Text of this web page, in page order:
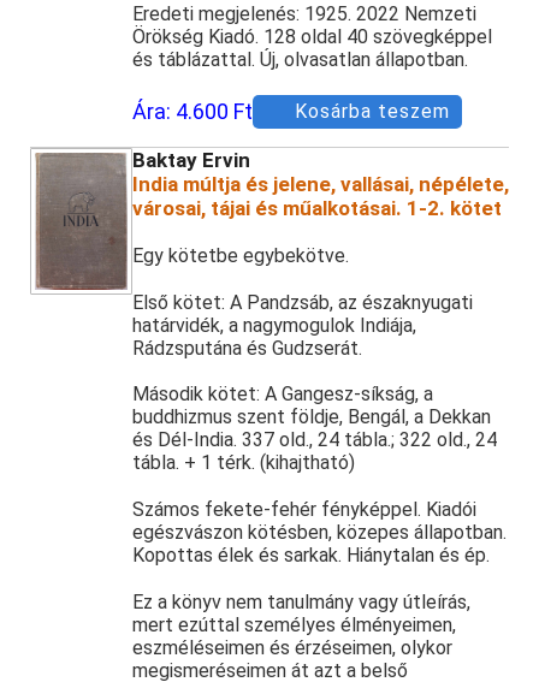
Eredeti megjelenés: 1925. 2022 Nemzeti
Örökség Kiadó. 128 oldal 40 szövegképpel
és táblázattal. Új, olvasatlan állapotban.
Ára: 4.600 Ft Kosárba teszem
Baktay Ervin
India múltja és jelene, vallásai, népélete,
városai, tájai és műalkotásai. 1-2. kötet
Egy kötetbe egybekötve.
Első kötet: A Pandzsáb, az északnyugati
határvidék, a nagymogulok Indiája,
Rádzsputána és Gudzserát.
Második kötet: A Gangesz-síkság, a
buddhizmus szent földje, Bengál, a Dekkan
és Dél-India. 337 old., 24 tábla.; 322 old., 24
tábla. + 1 térk. (kihajtható)
Számos fekete-fehér fényképpel. Kiadói
egészvászon kötésben, közepes állapotban.
Kopottas élek és sarkak. Hiánytalan és ép.
Ez a könyv nem tanulmány vagy útleírás,
mert ezúttal személyes élményeimen,
eszméléseimen és érzéseimen, olykor
megismeréseimen át azt a belső